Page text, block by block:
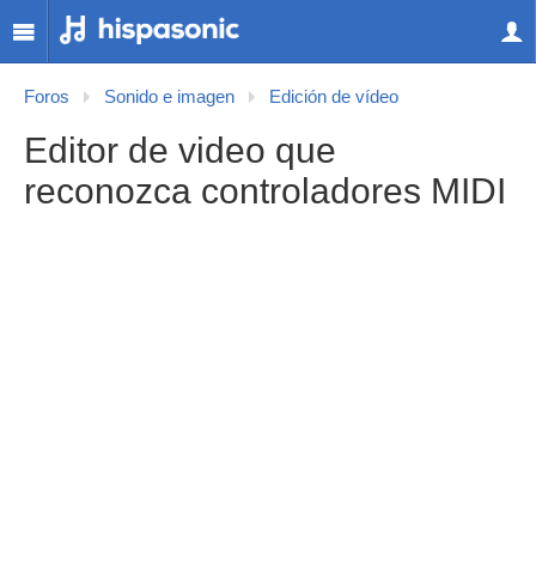
Foros Sonido e imagen Edición de vídeo
Editor de video que
reconozca controladores MIDI